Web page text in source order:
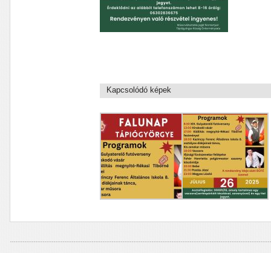
Kapcsolódó képek